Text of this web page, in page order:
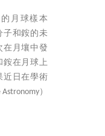
月球樣本
子和銨的未
在月壤中發
銨在月球上
近日在學術
）